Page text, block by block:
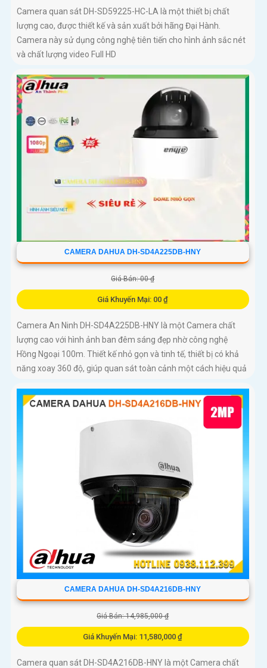
Camera quan sát DH-SD59225-HC-LA là một thiết bị chất
lượng cao, được thiết kế và sản xuất bởi hãng Đại Hành.
Camera này sử dụng công nghệ tiên tiến cho hình ảnh sắc nét
và chất lượng video Full HD
CAMERA DAHUA DH-SD4A225DB-HNY
Giá Bán: 00 ₫
Giá Khuyến Mại: 00 ₫
Camera An Ninh DH-SD4A225DB-HNY là một Camera chất
lượng cao với hình ảnh ban đêm sáng đẹp nhờ công nghệ
Hồng Ngoại 100m. Thiết kế nhỏ gọn và tinh tế, thiết bị có khả
năng xoay 360 độ, giúp quan sát toàn cảnh một cách hiệu quả
CAMERA DAHUA DH-SD4A216DB-HNY
Giá Bán: 14,985,000 ₫
Giá Khuyến Mại: 11,580,000 ₫
Camera quan sát DH-SD4A216DB-HNY là một Camera chất